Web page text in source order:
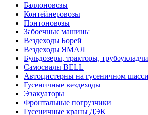
Баллоновозы
Контейнеровозы
Понтоновозы
Забоечные машины
Вездеходы Борей
Вездеходы ЯМАЛ
Бульдозеры, тракторы,
Самосвалы BELL
Автоцистерны на гусеничном шасси
Гусеничные вездеходы
Эвакуаторы
Фронтальные погрузчики
Гусеничные краны ДЭК